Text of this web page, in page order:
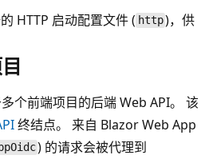
HTTP 启动配置文件 ( http)，供
个前端项目的后端 Web API。 该
终结点。 来自 Blazor Web App
) 的请求会被代理到